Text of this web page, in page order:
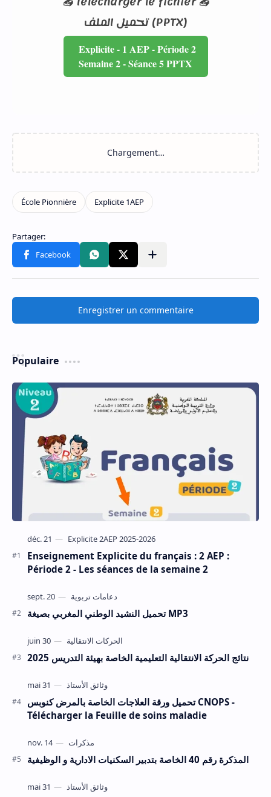
تحميل الملف (PPTX)
Explicite - 1 AEP - Période 2
Semaine 2 - Séance 5 PPTX
Enregistrer un commentaire
Populaire
Enseignement Explicite du français : 2 AEP :
Période 2 - Les séances de la semaine 2
تحميل النشيد الوطني المغربي بصيغة MP3
نتائج الحركة الانتقالية التعليمية الخاصة بهيئة التدريس 2025
تحميل ورقة العلاجات الخاصة بالمرض كنوبس CNOPS -
Télécharger la Feuille de soins maladie
المذكرة رقم 40 الخاصة بتدبير السكنيات الادارية و الوظيفية